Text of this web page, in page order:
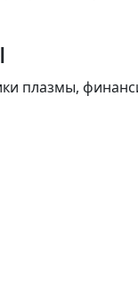
плазмы,